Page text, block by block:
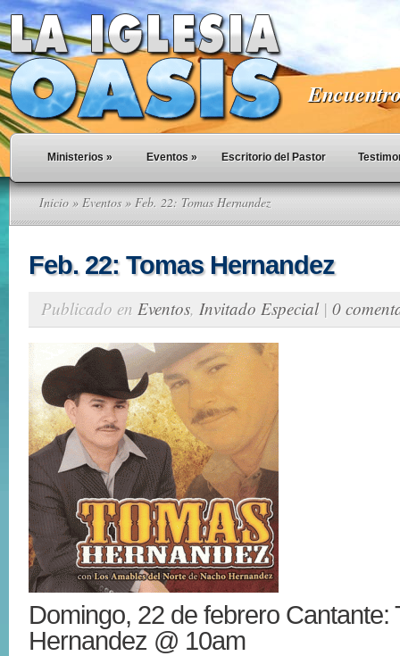
Ministerios » Eventos » Escritorio del Pastor
Inicio » Eventos» Feb. 22: Tomas Hernandez
Feb. 22: Tomas Hernandez
Publicado en Eventos, Invitado Especial| 0
Domingo, 22 de febrero Cantante:
Hernandez @ 10am